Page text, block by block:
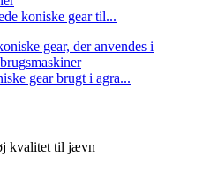
koniske gear til...
gear brugt i agra...